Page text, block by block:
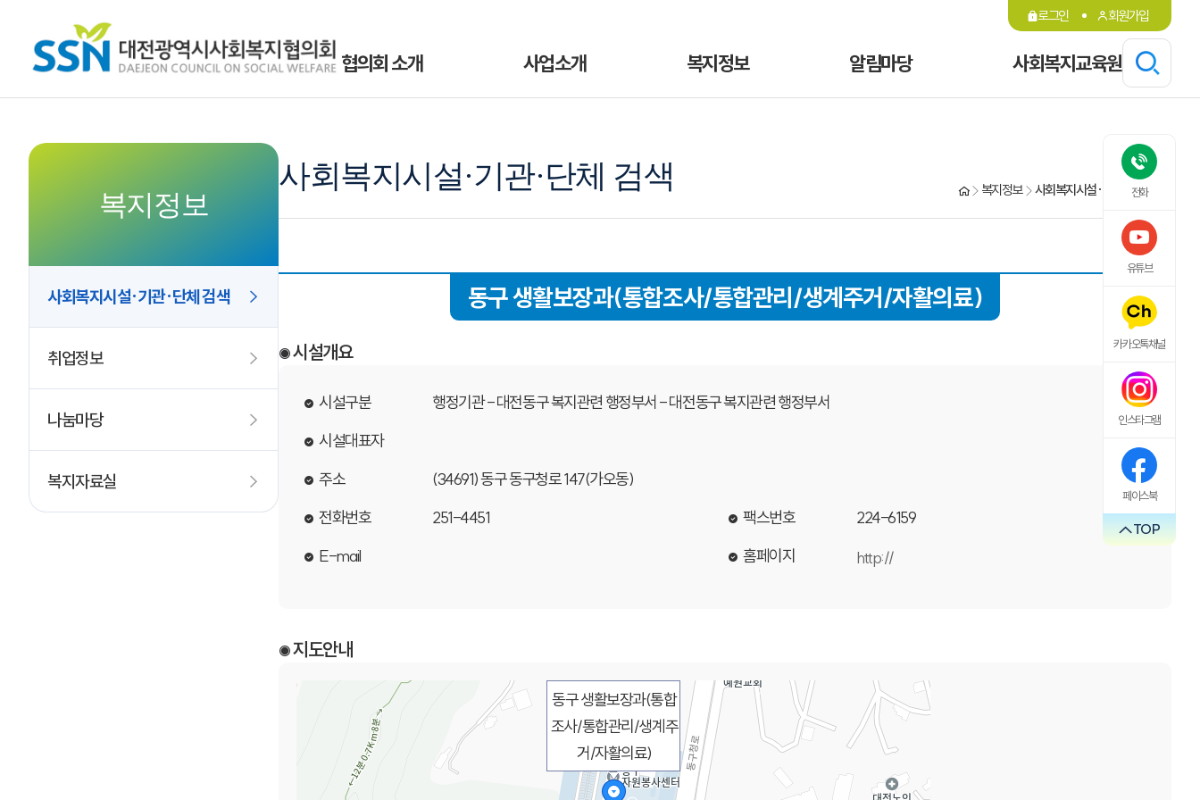
전화
유튜브
카카오톡채널
인스타그램
페이스북
TOP
로그인 회원가입
협의회 소개 사업소개 복지정보 알림마당 사회복지교육원
복지정보
사회복지시설·기관·단체 검색
취업정보
나눔마당
복지자료실
사회복지시설·기관·단체 검색 복지정보 사회복지시설·기관·단체 검색
동구 생활보장과(통합조사/통합관리/생계주거/자활의료)
시설개요
시설구분
행정기관 - 대전동구 복지관련 행정부서 - 대전동구 복지관련 행정부서
시설대표자
주소
(34691) 동구 동구청로 147(가오동)
전화번호
251-4451 팩스번호
224-6159
E-mail
홈페이지 http://
지도안내
동구 생활보장과(통합
조사/통합관리/생계주
거/자활의료)